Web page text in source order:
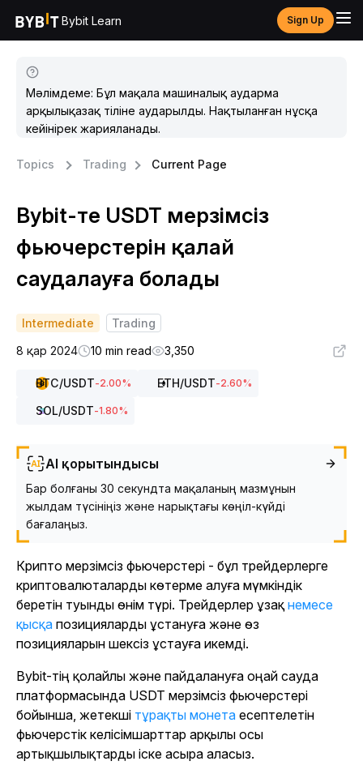
Bybit Learn Sign Up
Мәлімдеме: Бұл мақала машиналық аударма
арқылықазақ тіліне аударылды. Нақтыланған нұсқа
кейінірек жарияланады.
Topics Trading Current Page
Bybit-те USDT мерзімсіз
фьючерстерін қалай
саудалауға болады
Intermediate
Trading
8 қар 2024
10 min read 3,350
BTC/USDT-2.00% ETH/USDT-2.60%
SOL/USDT-1.80%
AI қорытындысы
Бар болғаны 30 секундта мақаланың мазмұнын
жылдам түсініңіз және нарықтағы көңіл-күйді
бағалаңыз.
Крипто мерзімсіз фьючерстері - бұл трейдерлерге
криптовалюталарды көтерме алуға мүмкіндік
беретін туынды өнім түрі. Трейдерлер ұзақнемесе
қысқа позицияларды ұстануға және өз
позицияларын шексіз ұстауға икемді.
Bybit-тің қолайлы және пайдалануға оңай сауда
платформасында USDT мерзімсіз фьючерстері
бойынша, жетекші тұрақты монета есептелетін
фьючерстік келісімшарттар арқылы осы
артықшылықтарды іске асыра аласыз.